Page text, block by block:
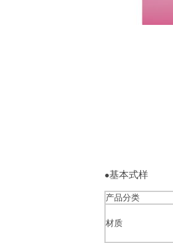
●基本式样
产品分类
材质